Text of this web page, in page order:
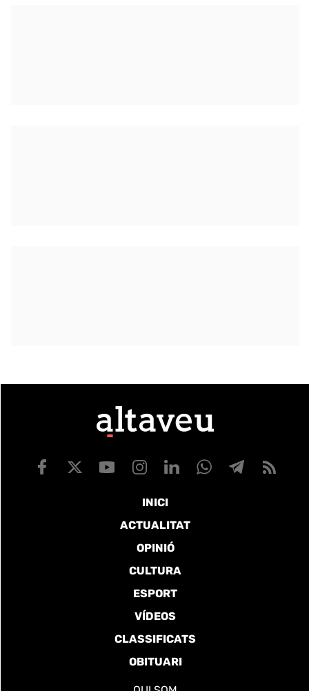
INICI
ACTUALITAT
OPINIÓ
CULTURA
ESPORT
VÍDEOS
CLASSIFICATS
OBITUARI